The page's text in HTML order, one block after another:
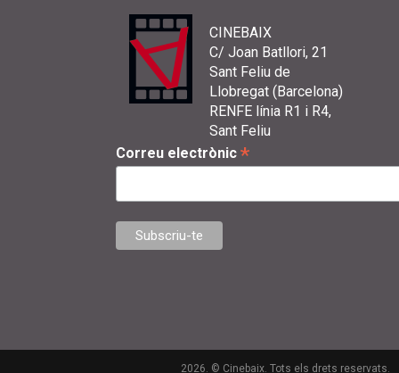
CINEBAIX
C/ Joan Batllori, 21
Sant Feliu de
Llobregat (Barcelona)
RENFE línia R1 i R4,
Sant Feliu
Correu electrònic *
2026. © Cinebaix. Tots els drets reservats.